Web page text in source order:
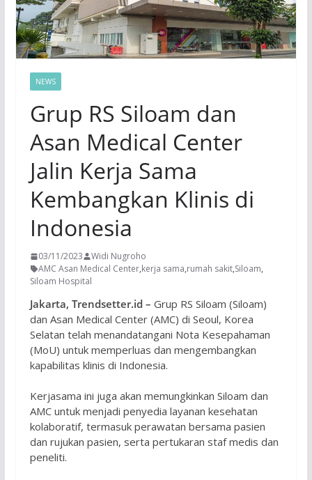
NEWS
Grup RS Siloam dan
Asan Medical Center
Jalin Kerja Sama
Kembangkan Klinis di
Indonesia
03/11/2023
Widi Nugroho
AMC Asan Medical Center,kerja sama,rumah sakit,Siloam,
Siloam Hospital
Jakarta, Trendsetter.id – Grup RS Siloam (Siloam)
dan Asan Medical Center (AMC) di Seoul, Korea
Selatan telah menandatangani Nota Kesepahaman
(MoU) untuk memperluas dan mengembangkan
kapabilitas klinis di Indonesia.
Kerjasama ini juga akan memungkinkan Siloam dan
AMC untuk menjadi penyedia layanan kesehatan
kolaboratif, termasuk perawatan bersama pasien
dan rujukan pasien, serta pertukaran staf medis dan
peneliti.